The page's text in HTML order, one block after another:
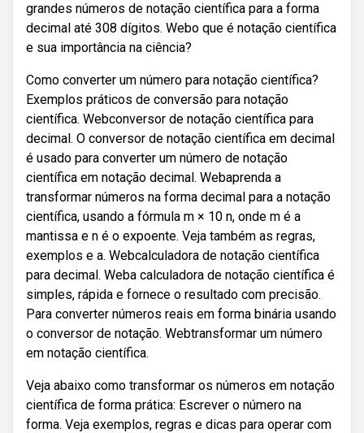
grandes números de notação científica para a forma
decimal até 308 dígitos. Webo que é notação científica
e sua importância na ciência?
Como converter um número para notação científica?
Exemplos práticos de conversão para notação
científica. Webconversor de notação científica para
decimal. O conversor de notação científica em decimal
é usado para converter um número de notação
científica em notação decimal. Webaprenda a
transformar números na forma decimal para a notação
científica, usando a fórmula m × 10 n, onde m é a
mantissa e n é o expoente. Veja também as regras,
exemplos e a. Webcalculadora de notação científica
para decimal. Weba calculadora de notação científica é
simples, rápida e fornece o resultado com precisão.
Para converter números reais em forma binária usando
o conversor de notação. Webtransformar um número
em notação científica.
Veja abaixo como transformar os números em notação
científica de forma prática: Escrever o número na
forma. Veja exemplos, regras e dicas para operar com